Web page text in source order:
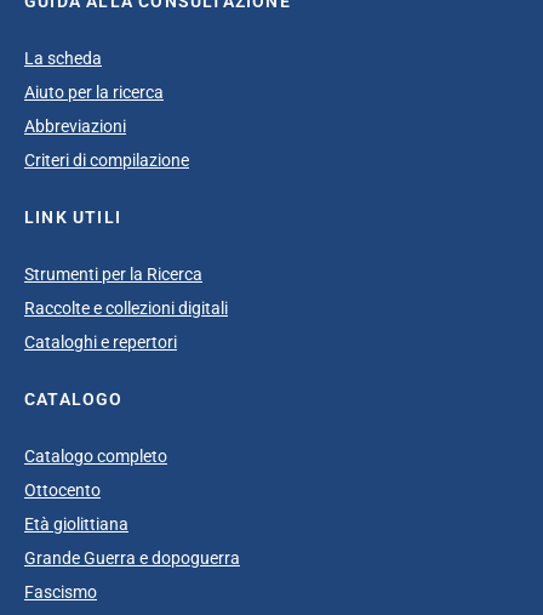
La scheda
Aiuto per la ricerca
Abbreviazioni
Criteri di compilazione
LINK UTILI
Strumenti per la Ricerca
Raccolte e collezioni digitali
Cataloghi e repertori
CATALOGO
Catalogo completo
Ottocento
Età giolittiana
Grande Guerra e dopoguerra
Fascismo